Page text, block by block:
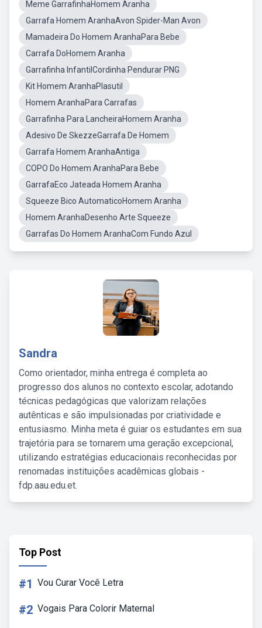
Meme GarrafinhaHomem Aranha
Garrafa Homem AranhaAvon Spider-Man Avon
Mamadeira Do Homem AranhaPara Bebe
Carrafa DoHomem Aranha
Garrafinha InfantilCordinha Pendurar PNG
Kit Homem AranhaPlasutil
Homem AranhaPara Carrafas
Garrafinha Para LancheiraHomem Aranha
Adesivo De SkezzeGarrafa De Homem
Garrafa Homem AranhaAntiga
COPO Do Homem AranhaPara Bebe
GarrafaEco Jateada Homem Aranha
Squeeze Bico AutomaticoHomem Aranha
Homem AranhaDesenho Arte Squeeze
Garrafas Do Homem AranhaCom Fundo Azul
Sandra
Como orientador, minha entrega é completa ao
progresso dos alunos no contexto escolar, adotando
técnicas pedagógicas que valorizam relações
autênticas e são impulsionadas por criatividade e
entusiasmo. Minha meta é guiar os estudantes em sua
trajetória para se tornarem uma geração excepcional,
utilizando estratégias educacionais reconhecidas por
renomadas instituições acadêmicas globais -
fdp.aau.edu.et.
Top Post
#1 Vou Curar Você Letra
#2 Vogais Para Colorir Maternal